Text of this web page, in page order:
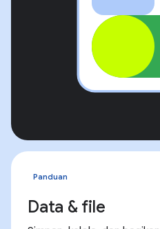
Panduan
Data & file